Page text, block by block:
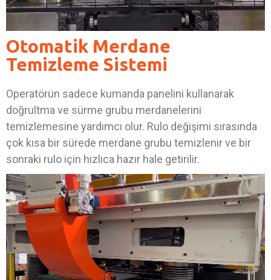
Otomatik Merdane
Temizleme Sistemi
Operatörün sadece kumanda panelini kullanarak
doğrultma ve sürme grubu merdanelerini
temizlemesine yardımcı olur. Rulo değişimi sırasında
çok kısa bir sürede merdane grubu temizlenir ve bir
sonraki rulo için hızlıca hazır hale getirilir.